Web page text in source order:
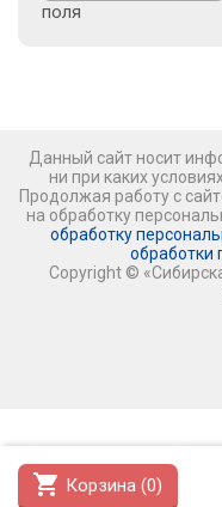
shopping_cart Корзина (0)
поля
Данный сайт носит
ни при каких
Продолжая работу с
на обработку
обработку
обработки
Copyright ©